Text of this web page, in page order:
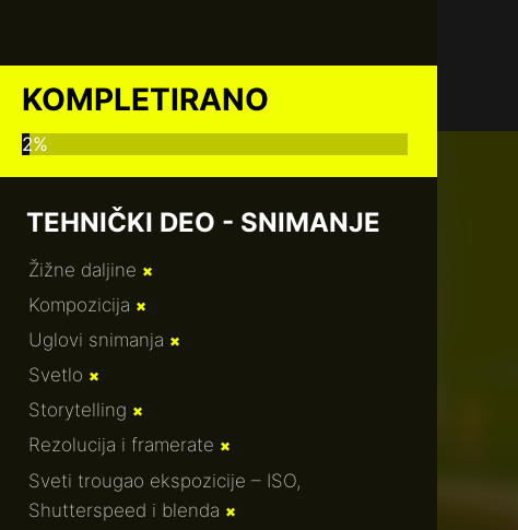
KOMPLETIRANO
2%
TEHNIČKI DEO - SNIMANJE
Žižne daljine ✖
Kompozicija ✖
Uglovi snimanja ✖
Svetlo ✖
Storytelling ✖
Rezolucija i framerate ✖
Sveti trougao ekspozicije – ISO,
Shutterspeed i blenda ✖